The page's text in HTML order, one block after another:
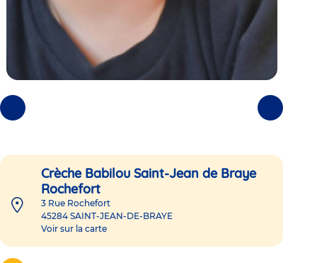
Photos
précédentes
Photos
suivantes
Crèche Babilou Saint-Jean de Braye
Rochefort
3 Rue Rochefort
45284 SAINT-JEAN-DE-BRAYE
Voir sur la carte